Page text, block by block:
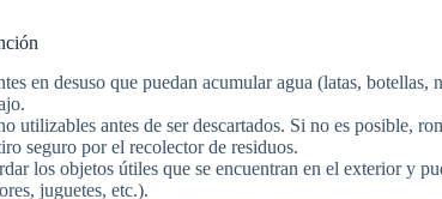
en desuso que puedan acumular agua (latas, botellas,
utilizables antes de ser descartados. Si no es posible,
seguro por el recolector de residuos.
los objetos útiles que se encuentran en el exterior y
juguetes, etc.).